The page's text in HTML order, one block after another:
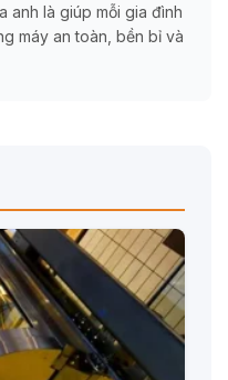
anh là giúp mỗi gia đình
máy an toàn, bền bỉ và